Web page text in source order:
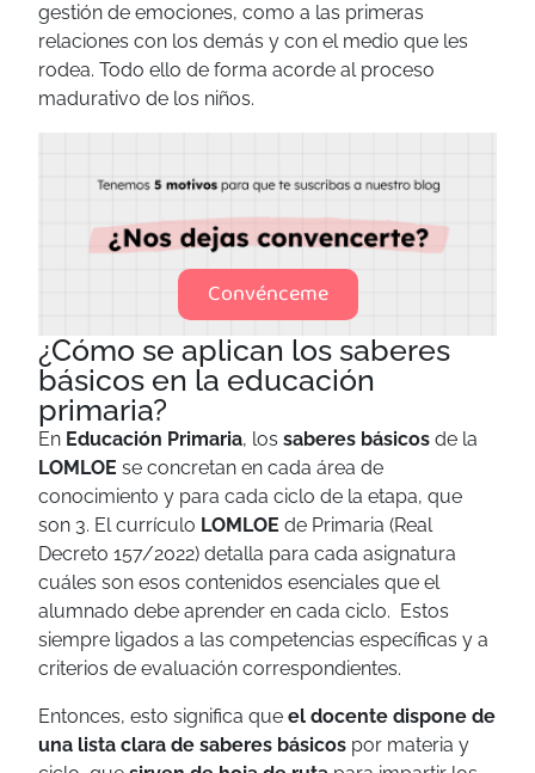
gestión de emociones, como a las primeras
relaciones con los demás y con el medio que les
rodea. Todo ello de forma acorde al proceso
madurativo de los niños.
Convénceme
¿Cómo se aplican los saberes
básicos en la educación
primaria?
En Educación Primaria, los saberes básicos de la
LOMLOE se concretan en cada área de
conocimiento y para cada ciclo de la etapa, que
son 3. El currículo LOMLOE de Primaria (Real
Decreto 157/2022) detalla para cada asignatura
cuáles son esos contenidos esenciales que el
alumnado debe aprender en cada ciclo. Estos
siempre ligados a las competencias específicas y a
criterios de evaluación correspondientes.
Entonces, esto significa que el docente dispone de
una lista clara de saberes básicos por materia y